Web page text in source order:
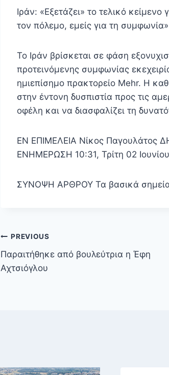
Ιράν: «Εξετάζει» το τελικό
τον πόλεμο, εμείς για τη συμφωνία»
Το Ιράν βρίσκεται σε φάση
προτεινόμενης συμφωνίας
ημιεπίσημο πρακτορείο Mehr. Η
στην έντονη δυσπιστία προς τις
οφέλη και να διασφαλίζει τη
EN ΕΠΙΜΕΛΕΙΑ Νίκος Παγουλάτος
ΕΝΗΜΕΡΩΣΗ 10:31, Τρίτη 02
ΣΥΝΟΨΗ ΑΡΘΡΟΥ Τα βασικά
Πλοήγηση
άρθρων
PREVIOUS
Παραιτήθηκε από βουλεύτρια η Έφη
Αχτσιόγλου